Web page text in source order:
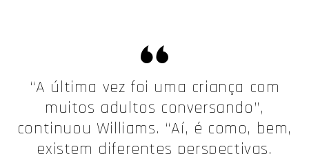
“A última vez foi uma criança com
muitos adultos conversando”,
continuou Williams. “Aí, é como, bem,
existem diferentes perspectivas.